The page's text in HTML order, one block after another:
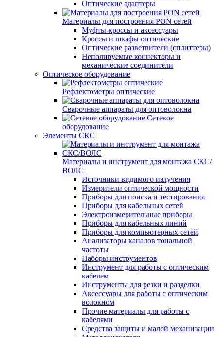
Оптические адаптеры
Материалы для построения PON сетей
Муфты-кроссы и аксессуары
Кроссы и шкафы оптические
Оптические разветвители (сплиттеры)
Неполируемые коннекторы и
механические соединители
Оптическое оборудование
Рефлектометры оптические
Сварочные аппараты для оптоволокна
Сетевое
оборудование
Элементы СКС
Материалы и инструмент для монтажа СКС/
ВОЛС
Источники видимого излучения
Измерители оптической мощности
Приборы для поиска и тестирования
Приборы для кабельных сетей
Электроизмерительные приборы
Приборы для кабельных линий
Приборы для компьютерных сетей
Анализаторы каналов тональной
частоты
Наборы инструментов
Инструмент для работы с оптическим
кабелем
Инструменты для резки и разделки
Аксессуары для работы с оптическим
волокном
Прочие материалы для работы с
кабелями
Средства защиты и малой механизации